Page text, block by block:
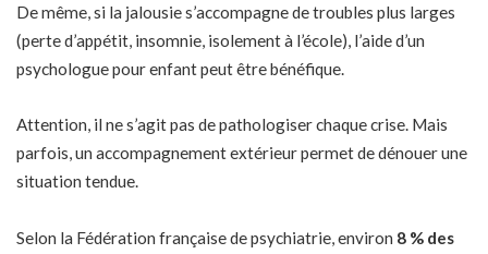
De même, si la jalousie s’accompagne de troubles plus larges
(perte d’appétit, insomnie, isolement à l’école), l’aide d’un
psychologue pour enfant peut être bénéfique.
Attention, il ne s’agit pas de pathologiser chaque crise. Mais
parfois, un accompagnement extérieur permet de dénouer une
situation tendue.
Selon la Fédération française de psychiatrie, environ 8 % des